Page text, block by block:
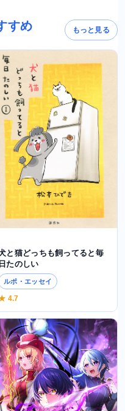
すめ もっと見る
と猫どっちも飼ってると毎
日たのしい
ルポ・エッセイ
4.7